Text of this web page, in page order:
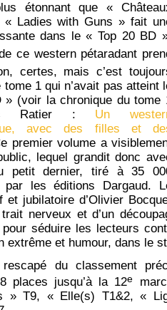
étonnant que «
« Ladies with Guns » fait
dans le « Top 20 BD
ce western pétaradant
certes, mais c’est
tome 1 qui n’avait pas atteint
» (voir la chronique du tome
Ratier : Un
avec des filles et
premier volume a
lequel grandit donc
petit dernier, tiré à 35
par les éditions Dargaud.
et jubilatoire d’Olivier
nerveux et d’un
séduire les lecteurs
extrême et humour, dans le
du classement
places jusqu’à la 12e
» T9, « Elle(s) T1&2, «